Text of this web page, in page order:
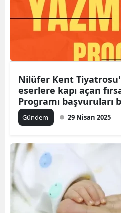
Nilüfer Kent
eserlere kapı açan
Programı başvuruları
Gündem 29 Nisan 2025